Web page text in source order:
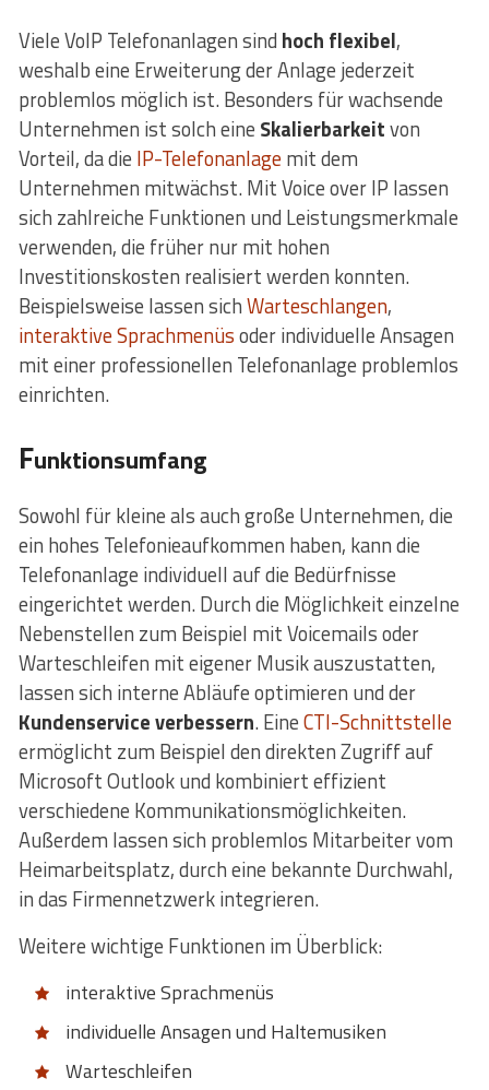
Viele VoIP Telefonanlagen sind hoch flexibel,
weshalb eine Erweiterung der Anlage jederzeit
problemlos möglich ist. Besonders für wachsende
Unternehmen ist solch eine Skalierbarkeitvon
Vorteil, da die IP-Telefonanlagemit dem
Unternehmen mitwächst. Mit Voice over IP lassen
sich zahlreiche Funktionen und Leistungsmerkmale
verwenden, die früher nur mit hohen
Investitionskosten realisiert werden konnten.
Beispielsweise lassen sichWarteschlangen,
interaktive Sprachmenüsoder individuelle Ansagen
mit einer professionellen Telefonanlage problemlos
einrichten.
Funktionsumfang
Sowohl für kleine als auch große Unternehmen, die
ein hohes Telefonieaufkommen haben, kann die
Telefonanlage individuell auf die Bedürfnisse
eingerichtet werden. Durch die Möglichkeit einzelne
Nebenstellen zum Beispiel mit Voicemails oder
Warteschleifen mit eigener Musik auszustatten,
lassen sich interne Abläufe optimieren und der
Kundenservice verbessern. EineCTI-Schnittstelle
ermöglicht zum Beispiel den direkten Zugriff auf
Microsoft Outlook und kombiniert effizient
verschiedene Kommunikationsmöglichkeiten.
Außerdem lassen sich problemlos Mitarbeiter vom
Heimarbeitsplatz, durch eine bekannte Durchwahl,
in das Firmennetzwerk integrieren.
Weitere wichtige Funktionen im Überblick:
interaktive Sprachmenüs
individuelle Ansagen und Haltemusiken
Warteschleifen